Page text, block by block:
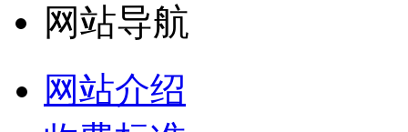
网站导航
网站介绍